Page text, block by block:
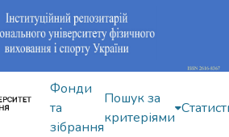
Фонди
та
зібрання
Пошук за
критеріями